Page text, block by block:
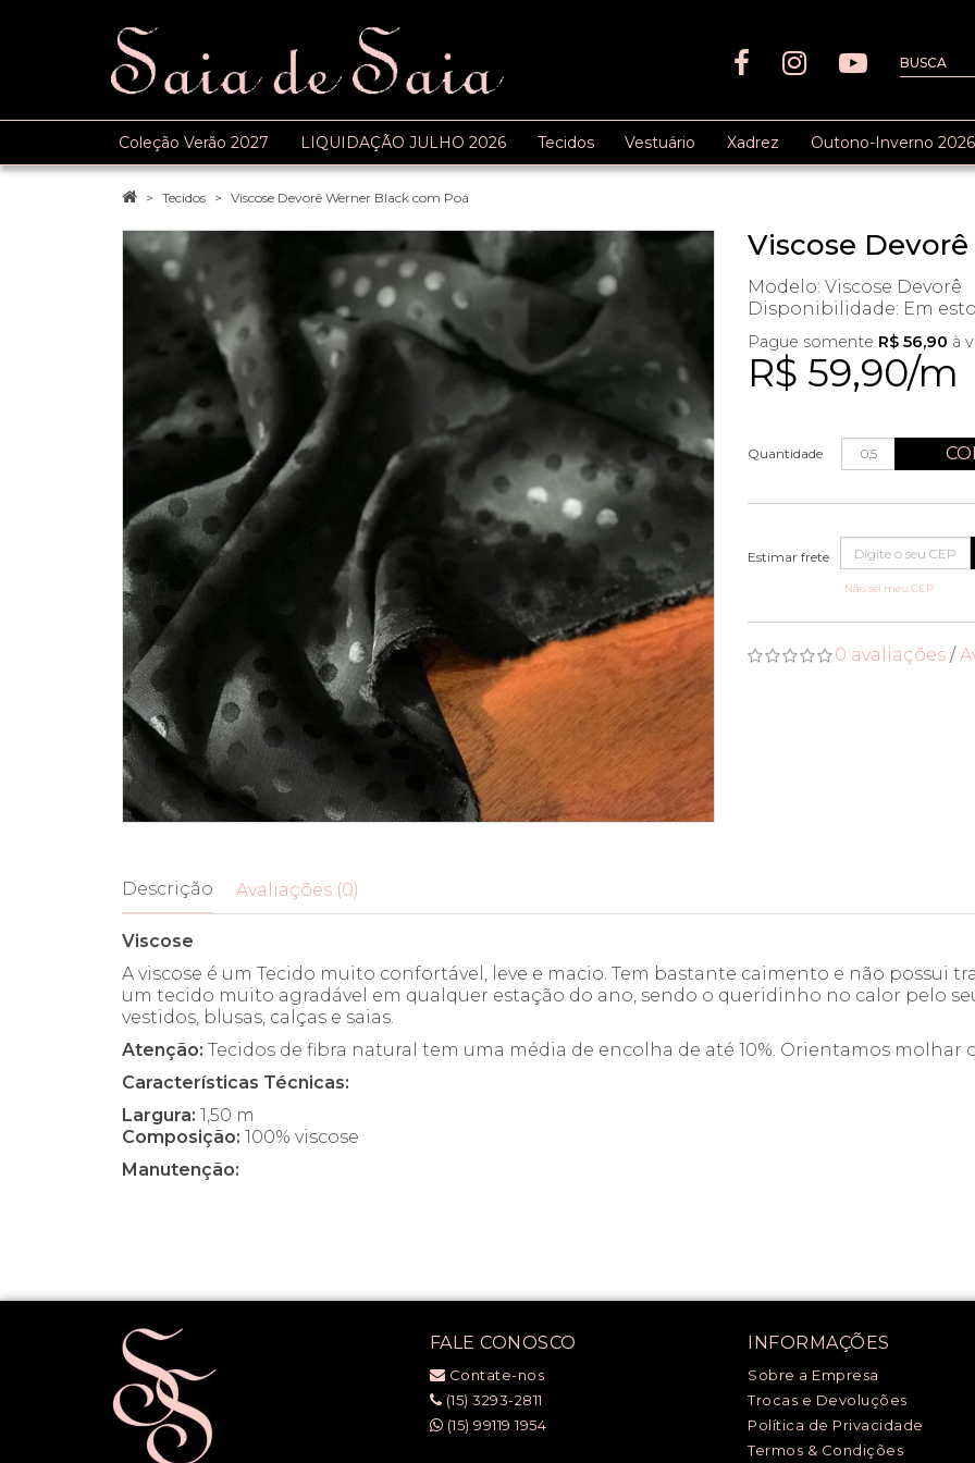
Coleção Verão 2027 LIQUIDAÇÃO JULHO 2026 Tecidos Vestuário Xadrez Outono-Inverno 2026
Tecidos Viscose Devorê Werner Black com Poá
Viscose
Modelo: Viscose Devorê
Disponibilidade: Em
R$ 59,90/m
Pague somente R$ 56,90 à
Quantidade
Não sei meu CEP
0 avaliações /
Descrição Avaliações (0)
Viscose
A viscose é um Tecido muito confortável, leve e macio. Tem bastante caimento e não possui
um tecido muito agradável em qualquer estação do ano, sendo o queridinho no calor pelo
vestidos, blusas, calças e saias.
Atenção: Tecidos de fibra natural tem uma média de encolha de até 10%. Orientamos molhar
Características Técnicas:
Largura: 1,50 m
Composição: 100% viscose
Manutenção:
FALE CONOSCO
Contate-nos
(15) 3293-2811
(15) 99119 1954
INFORMAÇÕES
Sobre a Empresa
Trocas e Devoluções
Política de Privacidade
Termos & Condições